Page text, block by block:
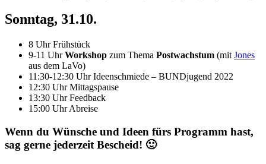
Sonntag, 31.10.
8 Uhr Frühstück
9-11 UhrWorkshop zum Thema Postwachstum (mit Jones
aus dem LaVo)
11:30-12:30 Uhr Ideenschmiede – BUNDjugend 2022
12:30 Uhr Mittagspause
13:30 Uhr Feedback
15:00 Uhr Abreise
Wenn du Wünsche und Ideen fürs Programm hast,
sag gerne jederzeit Bescheid! 🙂